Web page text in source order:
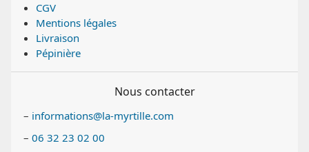
CGV
Mentions légales
Livraison
Pépinière
Nous contacter
– informations@la-myrtille.com
– 06 32 23 02 00